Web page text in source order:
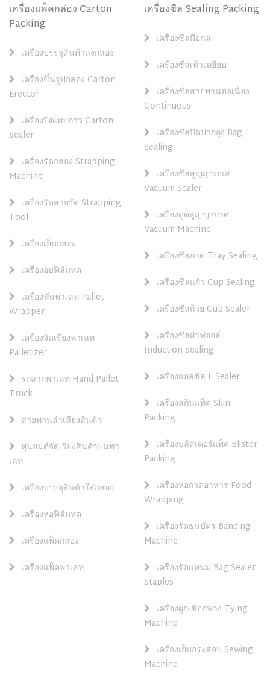
เครื่องแพ็คกล่อง Carton
Packing
เครื่องบรรจุสินค้าลงกล่อง
เครื่องขึ้นรูปกล่อง Carton
Erector
เครื่องปิดเทปกาว Carton
Sealer
เครื่องรัดกล่อง Strapping
Machine
เครื่องรัดสายรัด Strapping
Tool
เครื่องเย็บกล่อง
เครื่องอบฟิล์มหด
เครื่องพันพาเลท Pallet
Wrapper
เครื่องจัดเรียงพาเลท
Palletizer
รถลากพาเลท Hand Pallet
Truck
สายพานลำเลียงสินค้า
หุ่นยนต์จัดเรียงสินค้าบนพา
เลท
เครื่องบรรจุสินค้าใส่กล่อง
เครื่องห่อฟิล์มหด
เครื่องแพ็คกล่อง
เครื่องแพ็คพาเลท
เครื่องซีล Sealing Packing
เครื่องซีลมือกด
เครื่องซีลเท้าเหยียบ
เครื่องซีลสายพานต่อเนื่อง
Continuous
เครื่องซีลปิดปากถุง Bag
Sealing
เครื่องซีลสูญญากาศ
Vacuum Sealer
เครื่องดูดสูญญากาศ
Vacuum Machine
เครื่องซีลถาด Tray Sealing
เครื่องซีลแก้ว Cup Sealing
เครื่องซีลถ้วย Cup Sealer
เครื่องซีลฝาฟอยล์
Induction Sealing
เครื่องแอลซีล L Sealer
เครื่องสกินแพ็ค Skin
Packing
เครื่องบลิสเตอร์แพ็ค Blister
Packing
เครื่องห่อถาดอาหาร Food
Wrapping
เครื่องรัดธนบัตร Banding
Machine
เครื่องรัดแหนม Bag Sealer
Staples
เครื่องผูกเชือกฟาง Tying
Machine
เครื่องเย็บกระสอบ Sewing
Machine